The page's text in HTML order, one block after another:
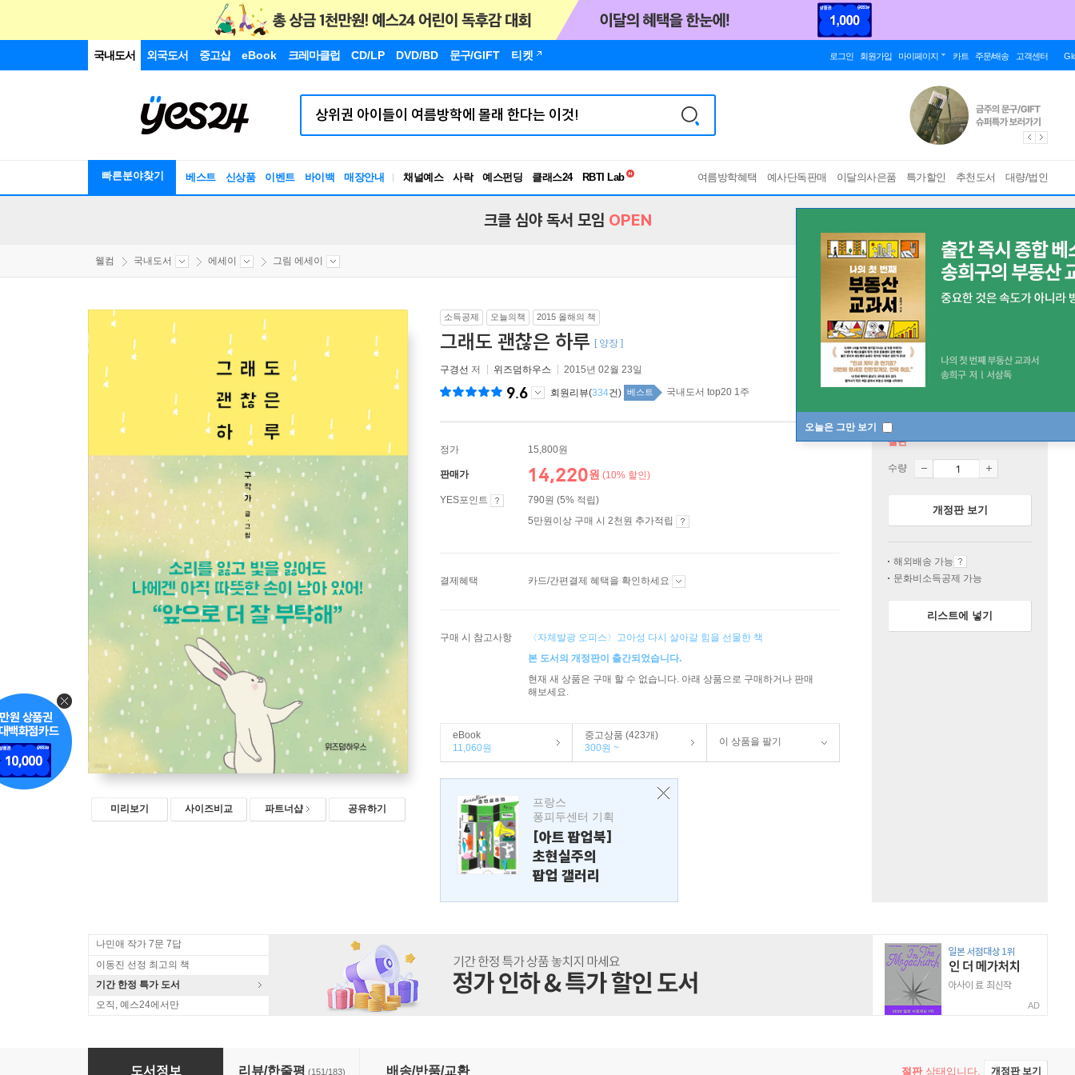
국내도서 외국도서 중고샵 eBook 크레마클럽 CD/LP DVD/BD 문구/GIFT 티켓 로그인 회원가입 마이페이지 카트 주문/배송 고객센터
빠른분야찾기 베스트 신상품 이벤트 바이백 매장안내 채널예스 사락 예스펀딩 클래스24
RBTI Lab
독서유형검사
여름방학혜택 예사단독판매 이달의사은품 특가할인 추천도서 대량/법인
오늘은 그만 보기
크클 심야 독서 모임 OPEN
웰컴 국내도서 에세이 그림 에세이
미리보기 사이즈비교 파트너샵 공유하기
소득공제 오늘의책 2015 올해의 책
그래도 괜찮은 하루 [ 양장 ]
구경선 저 위즈덤하우스 2015년 02월 23일
9.6 회원리뷰(334건) 베스트 국내도서 top20 1주
정가 15,800원
판매가 14,220원 (10% 할인)
YES포인트
790원 (5% 적립)
5만원이상 구매 시 2천원 추가적립
결제혜택 카드/간편결제 혜택을 확인하세요
구매 시 참고사항
〈자체발광 오피스〉고아성 다시 살아갈 힘을 선물한 책
본 도서의 개정판이 출간되었습니다.
현재 새 상품은 구매 할 수 없습니다. 아래 상품으로 구매하거나 판매
해보세요.
eBook
11,060원
중고상품 (423개)
300원 ~
이 상품을 팔기
프랑스
퐁피두센터 기획
[아트 팝업북]
초현실주의
팝업 갤러리
절판
수량
개정판 보기
해외배송 가능
문화비소득공제 가능
리스트에 넣기
나민애 작가 7문 7답
이동진 선정 최고의 책
기간 한정 특가 도서
오직, 예스24에서만
AD
그래도 괜찮은 하루
도서정보 리뷰/한줄평 (151/183) 배송/반품/교환 절판상태입니다. 개정판 보기